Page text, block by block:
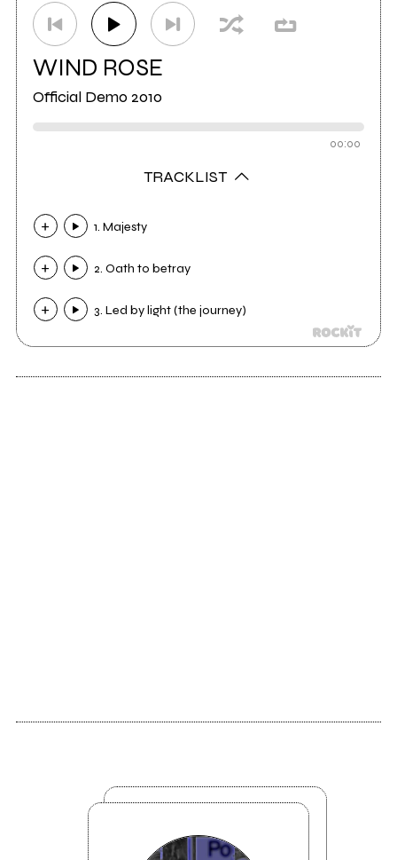
WIND ROSE
Official Demo 2010
00:00
TRACKLIST
1. Majesty
2. Oath to betray
3. Led by light (the journey)